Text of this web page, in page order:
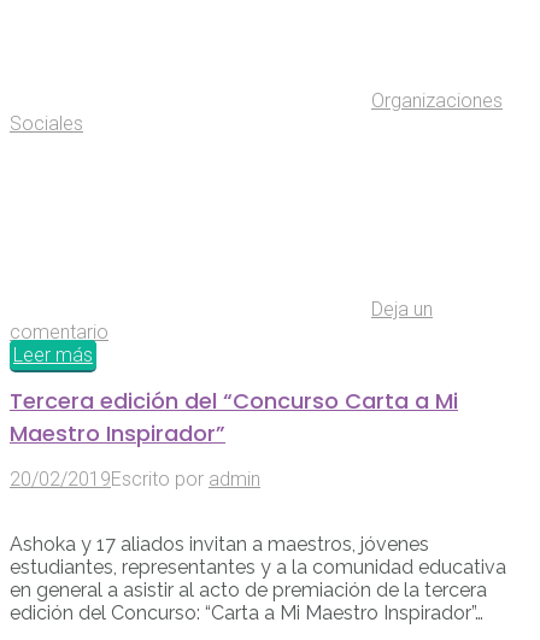
Organizaciones
Sociales
Deja un
comentario
Leer más
Tercera edición del “Concurso Carta a Mi
Maestro Inspirador”
20/02/2019Escrito por admin
Ashoka y 17 aliados invitan a maestros, jóvenes
estudiantes, representantes y a la comunidad educativa
en general a asistir al acto de premiación de la tercera
edición del Concurso: “Carta a Mi Maestro Inspirador”…